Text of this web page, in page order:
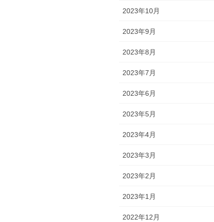
2023年10月
2023年9月
2023年8月
2023年7月
2023年6月
2023年5月
2023年4月
2023年3月
2023年2月
2023年1月
2022年12月